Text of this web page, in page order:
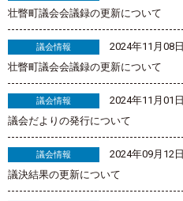
壮瞥町議会会議録の更新について
議会情報
2024年11月08日
壮瞥町議会会議録の更新について
議会情報
2024年11月01日
議会だよりの発行について
議会情報
2024年09月12日
議決結果の更新について